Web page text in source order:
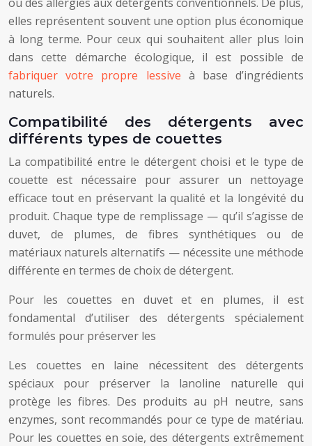
elles représentent souvent une option plus économique
à long terme. Pour ceux qui souhaitent aller plus loin
dans cette démarche écologique, il est possible de
fabriquer votre propre lessive à base d’ingrédients
naturels.
Compatibilité des détergents avec
différents types de couettes
La compatibilité entre le détergent choisi et le type de
couette est nécessaire pour assurer un nettoyage
efficace tout en préservant la qualité et la longévité du
produit. Chaque type de remplissage — qu’il s’agisse de
duvet, de plumes, de fibres synthétiques ou de
matériaux naturels alternatifs — nécessite une méthode
différente en termes de choix de détergent.
Pour les couettes en duvet et en plumes, il est
fondamental d’utiliser des détergents spécialement
formulés pour préserver les
Les couettes en laine nécessitent des détergents
spéciaux pour préserver la lanoline naturelle qui
protège les fibres. Des produits au pH neutre, sans
enzymes, sont recommandés pour ce type de matériau.
Pour les couettes en soie, des détergents extrêmement